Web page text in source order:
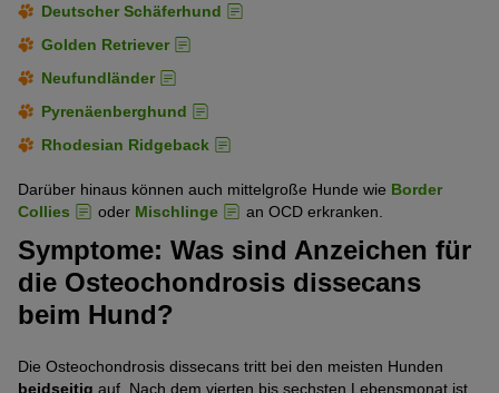
Deutscher Schäferhund
Golden Retriever
Neufundländer
Pyrenäenberghund
Rhodesian Ridgeback
Darüber hinaus können auch mittelgroße Hunde wie Border
Collies
oder Mischlinge an OCD erkranken.
Symptome: Was sind Anzeichen für
die Osteochondrosis dissecans
beim Hund?
Die Osteochondrosis dissecans tritt bei den meisten Hunden
beidseitig auf. Nach dem vierten bis sechsten Lebensmonat ist